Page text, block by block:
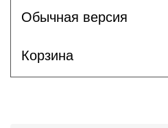
Обычная версия
Корзина